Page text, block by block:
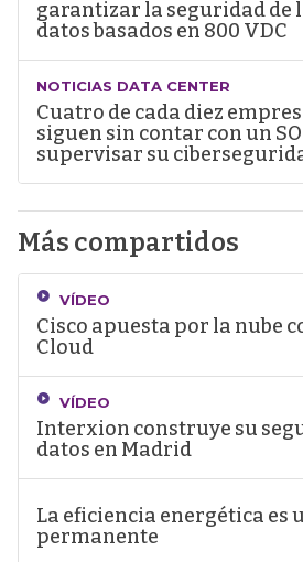
garantizar la seguridad de
datos basados en 800 VDC
NOTICIAS DATA CENTER
Cuatro de cada diez
siguen sin contar con un
supervisar su
Más compartidos
VÍDEO
Cisco apuesta por la nube
Cloud
VÍDEO
Interxion construye su
datos en Madrid
La eficiencia energética es
permanente